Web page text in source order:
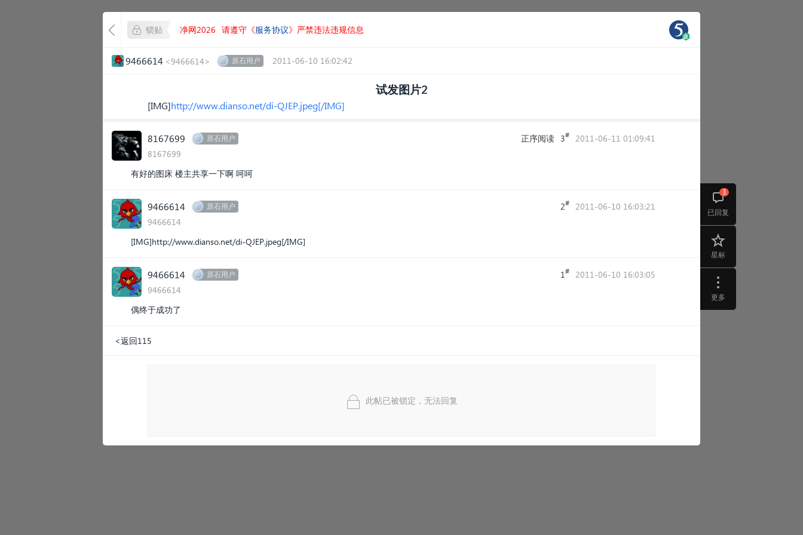
已回复
3
星标
更多
锁贴 净网2026 请遵守《服务协议》严禁违法违规信息
9466614 <9466614> 原石用户 2011-06-10 16:02:42
试发图片2
[IMG]http://www.dianso.net/di-QJEP.jpeg[/IMG]
8167699 原石用户
8167699
正序阅读 3# 2011-06-11 01:09:41
有好的图床 楼主共享一下啊 呵呵
9466614 原石用户
9466614
2# 2011-06-10 16:03:21
[IMG]http://www.dianso.net/di-QJEP.jpeg[/IMG]
9466614 原石用户
9466614
1# 2011-06-10 16:03:05
偶终于成功了
<返回115
此帖已被锁定，无法回复